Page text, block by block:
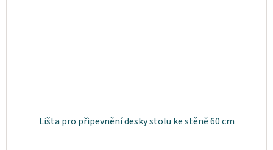
Lišta pro připevnění desky stolu ke stěně 60 cm